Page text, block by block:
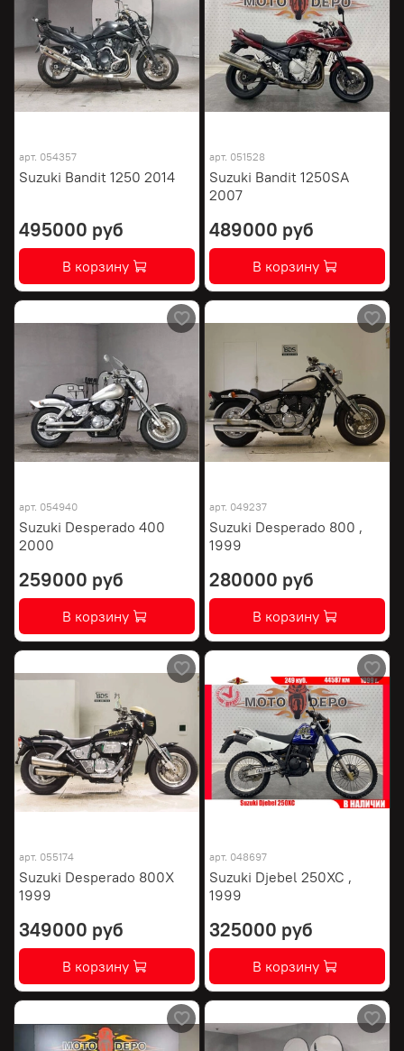
арт. 054357
Suzuki Bandit 1250 2014
495000 руб
В корзину
арт. 051528
Suzuki Bandit 1250SA
2007
489000 руб
В корзину
арт. 054940
Suzuki Desperado 400
2000
259000 руб
В корзину
арт. 049237
Suzuki Desperado 800 ,
1999
280000 руб
В корзину
арт. 055174
Suzuki Desperado 800X
1999
349000 руб
В корзину
арт. 048697
Suzuki Djebel 250XC ,
1999
325000 руб
В корзину